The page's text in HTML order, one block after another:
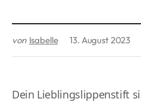
von Isabelle 13. August 2023
Dein Lieblingslippenstift